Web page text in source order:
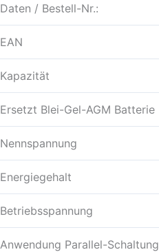
Daten / Bestell-Nr.:
EAN
Kapazität
Ersetzt Blei-Gel-AGM Batterie
Nennspannung
Energiegehalt
Betriebsspannung
Anwendung Parallel-Schaltung